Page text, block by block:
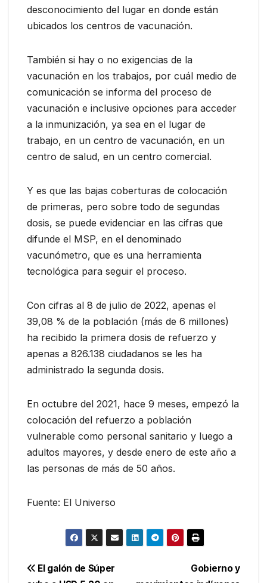
desconocimiento del lugar en donde están
ubicados los centros de vacunación.
También si hay o no exigencias de la
vacunación en los trabajos, por cuál medio de
comunicación se informa del proceso de
vacunación e inclusive opciones para acceder
a la inmunización, ya sea en el lugar de
trabajo, en un centro de vacunación, en un
centro de salud, en un centro comercial.
Y es que las bajas coberturas de colocación
de primeras, pero sobre todo de segundas
dosis, se puede evidenciar en las cifras que
difunde el MSP, en el denominado
vacunómetro, que es una herramienta
tecnológica para seguir el proceso.
Con cifras al 8 de julio de 2022, apenas el
39,08 % de la población (más de 6 millones)
ha recibido la primera dosis de refuerzo y
apenas a 826.138 ciudadanos se les ha
administrado la segunda dosis.
En octubre del 2021, hace 9 meses, empezó la
colocación del refuerzo a población
vulnerable como personal sanitario y luego a
adultos mayores, y desde enero de este año a
las personas de más de 50 años.
Fuente: El Universo
Navegación
Gobierno y
El galón de Súper